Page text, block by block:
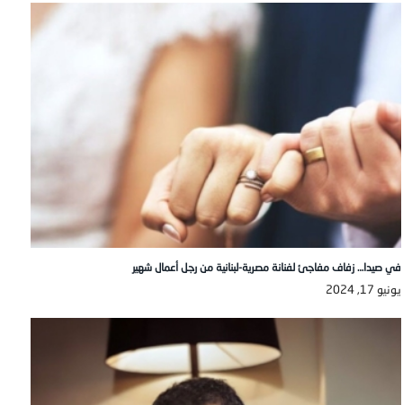
في صيدا… زفاف مفاجئ لفنانة مصرية-لبنانية من رجل أعمال شهير
يونيو 17, 2024